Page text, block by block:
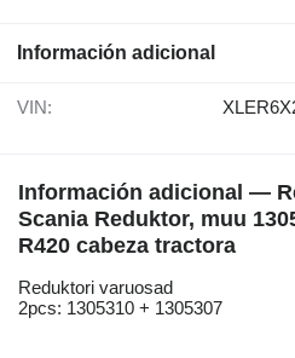
Información adicional
VIN:
Información adicional —
Scania Reduktor, muu
R420 cabeza tractora
Reduktori varuosad
2pcs: 1305310 + 1305307